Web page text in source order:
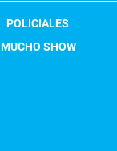
POLICIALES
MUCHO SHOW